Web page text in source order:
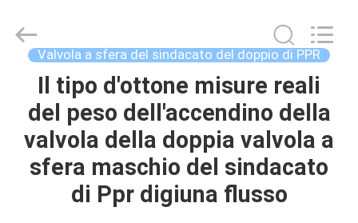
CASA
PRODOTTI
DSTHERM
INDUSTRIAL
LIMITED.Valvola a sfera del sindacato del doppio di PPR
Il tipo d'ottone misure reali
del peso dell'accendino della
valvola della doppia valvola a
sfera maschio del sindacato
di Ppr digiuna flusso